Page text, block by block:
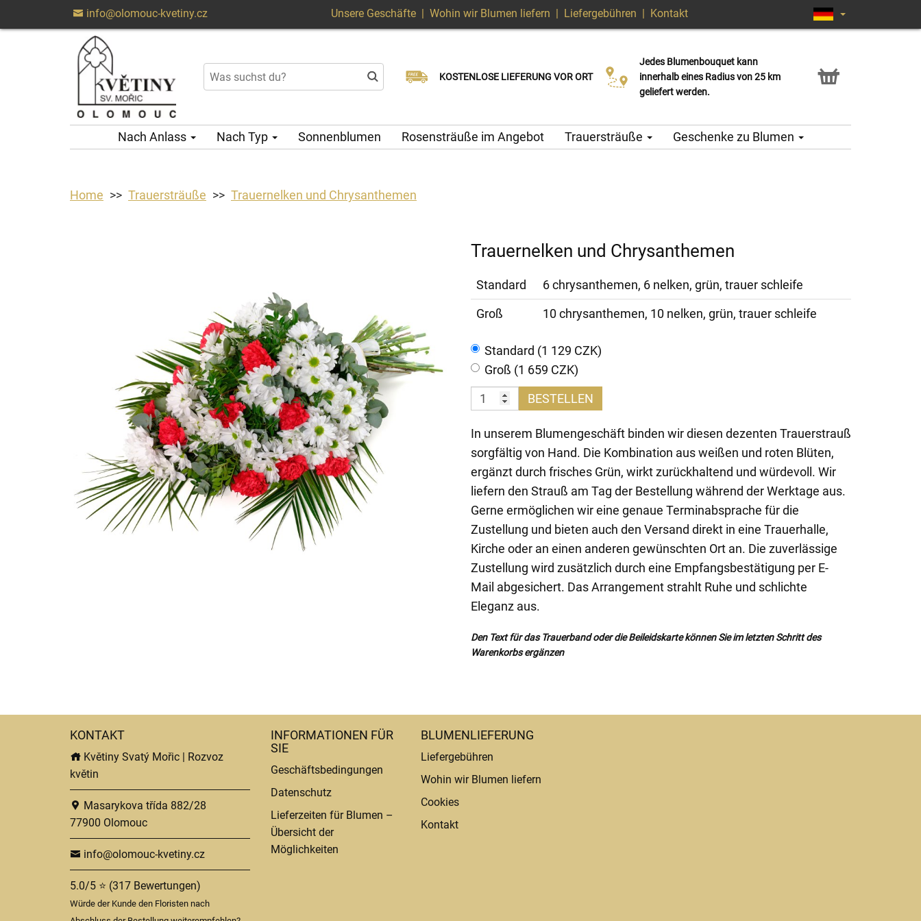
info@olomouc-kvetiny.cz Unsere Geschäfte | Wohin wir Blumen liefern | Liefergebühren | Kontakt
KOSTENLOSE LIEFERUNG VOR ORT
Lieferung am selben Tag möglich
Wählen Sie Ihr Lieferdatum
Jedes Blumenbouquet kann
innerhalb eines Radius von 25 km
geliefert werden.
Click & Collect Service
Nach Anlass Nach Typ Sonnenblumen Rosensträuße im Angebot Trauersträuße Geschenke zu Blumen
Home Trauersträuße Trauernelken und Chrysanthemen
Trauernelken und Chrysanthemen
Standard
6 chrysanthemen, 6 nelken, grün, trauer schleife
Groß
10 chrysanthemen, 10 nelken, grün, trauer schleife
Standard (1 129 CZK)
Groß (1 659 CZK)
BESTELLEN
In unserem Blumengeschäft binden wir diesen dezenten Trauerstrauß
sorgfältig von Hand. Die Kombination aus weißen und roten Blüten,
ergänzt durch frisches Grün, wirkt zurückhaltend und würdevoll. Wir
liefern den Strauß am Tag der Bestellung während der Werktage aus.
Gerne ermöglichen wir eine genaue Terminabsprache für die
Zustellung und bieten auch den Versand direkt in eine Trauerhalle,
Kirche oder an einen anderen gewünschten Ort an. Die zuverlässige
Zustellung wird zusätzlich durch eine Empfangsbestätigung per E-
Mail abgesichert. Das Arrangement strahlt Ruhe und schlichte
Eleganz aus.
Den Text für das Trauerband oder die Beileidskarte können Sie im letzten Schritt des
Warenkorbs ergänzen
KONTAKT
Květiny Svatý Mořic | Rozvoz
květin
Masarykova třída 882/28
77900 Olomouc
info@olomouc-kvetiny.cz
5.0/5 ⭐ (317 Bewertungen)
Würde der Kunde den Floristen nach
INFORMATIONEN FÜR
SIE
Geschäftsbedingungen
Datenschutz
Lieferzeiten für Blumen –
Übersicht der
Möglichkeiten
BLUMENLIEFERUNG
Liefergebühren
Wohin wir Blumen liefern
Cookies
Kontakt